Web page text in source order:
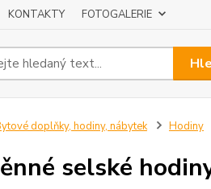
KONTAKTY FOTOGALERIE
doplňky, hodiny, nábytek Hodiny
selské